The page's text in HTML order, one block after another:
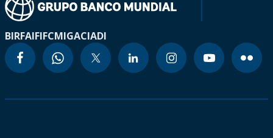
BIRFAIFIFCMIGACIADI